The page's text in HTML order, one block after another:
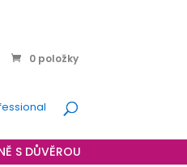
0 položky
S DŮVĚROU